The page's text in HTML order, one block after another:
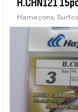
Cove 420 Cm 100
H.CHN121
Hameçons,